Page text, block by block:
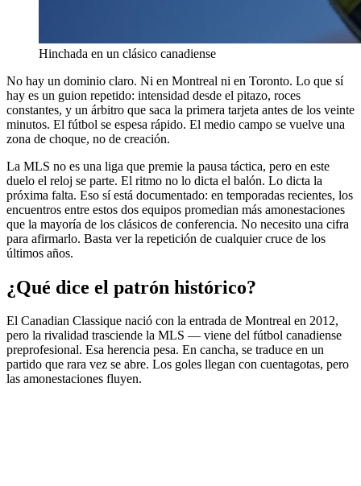
Hinchada en un clásico canadiense
No hay un dominio claro. Ni en Montreal ni en Toronto. Lo que sí
hay es un guion repetido: intensidad desde el pitazo, roces
constantes, y un árbitro que saca la primera tarjeta antes de los veinte
minutos. El fútbol se espesa rápido. El medio campo se vuelve una
zona de choque, no de creación.
La MLS no es una liga que premie la pausa táctica, pero en este
duelo el reloj se parte. El ritmo no lo dicta el balón. Lo dicta la
próxima falta. Eso sí está documentado: en temporadas recientes, los
encuentros entre estos dos equipos promedian más amonestaciones
que la mayoría de los clásicos de conferencia. No necesito una cifra
para afirmarlo. Basta ver la repetición de cualquier cruce de los
últimos años.
¿Qué dice el patrón histórico?
El Canadian Classique nació con la entrada de Montreal en 2012,
pero la rivalidad trasciende la MLS — viene del fútbol canadiense
preprofesional. Esa herencia pesa. En cancha, se traduce en un
partido que rara vez se abre. Los goles llegan con cuentagotas, pero
las amonestaciones fluyen.